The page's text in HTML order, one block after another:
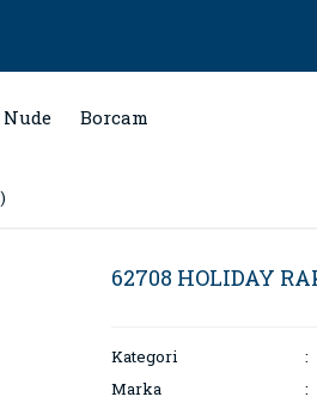
Nude Borcam
62708 HOLIDAY
Kategori
Marka